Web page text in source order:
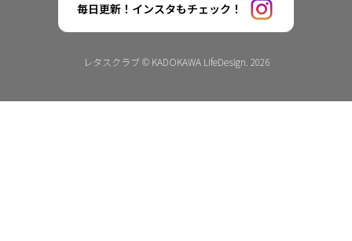
毎日更新！インスタもチェック！
レタスクラブ © KADOKAWA LifeDesign. 2026